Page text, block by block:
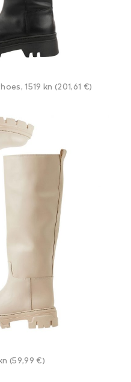
1519 kn (201,61 €)
(59,99 €)